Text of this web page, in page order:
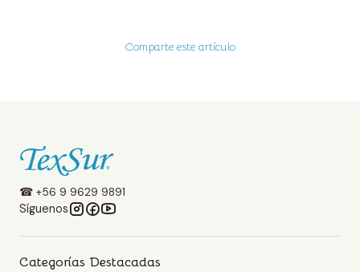
Comparte este artículo
☎ +56 9 9629 9891
Síguenos
Categorías Destacadas